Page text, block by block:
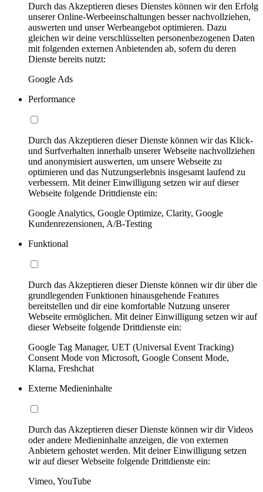
Durch das Akzeptieren dieses Dienstes können wir den Erfolg
unserer Online-Werbeeinschaltungen besser nachvollziehen,
auswerten und unser Werbeangebot optimieren. Dazu
gleichen wir deine verschlüsselten personenbezogenen Daten
mit folgenden externen Anbietenden ab, sofern du deren
Dienste bereits nutzt:
Google Ads
Performance
Durch das Akzeptieren dieser Dienste können wir das Klick-
und Surfverhalten innerhalb unserer Webseite nachvollziehen
und anonymisiert auswerten, um unsere Webseite zu
optimieren und das Nutzungserlebnis insgesamt laufend zu
verbessern. Mit deiner Einwilligung setzen wir auf dieser
Webseite folgende Drittdienste ein:
Google Analytics, Google Optimize, Clarity, Google
Kundenrezensionen, A/B-Testing
Funktional
Durch das Akzeptieren dieser Dienste können wir dir über die
grundlegenden Funktionen hinausgehende Features
bereitstellen und dir eine komfortable Nutzung unserer
Webseite ermöglichen. Mit deiner Einwilligung setzen wir auf
dieser Webseite folgende Drittdienste ein:
Google Tag Manager, UET (Universal Event Tracking)
Consent Mode von Microsoft, Google Consent Mode,
Klarna, Freshchat
Externe Medieninhalte
Durch das Akzeptieren dieser Dienste können wir dir Videos
oder andere Medieninhalte anzeigen, die von externen
Anbietern gehostet werden. Mit deiner Einwilligung setzen
wir auf dieser Webseite folgende Drittdienste ein:
Vimeo, YouTube